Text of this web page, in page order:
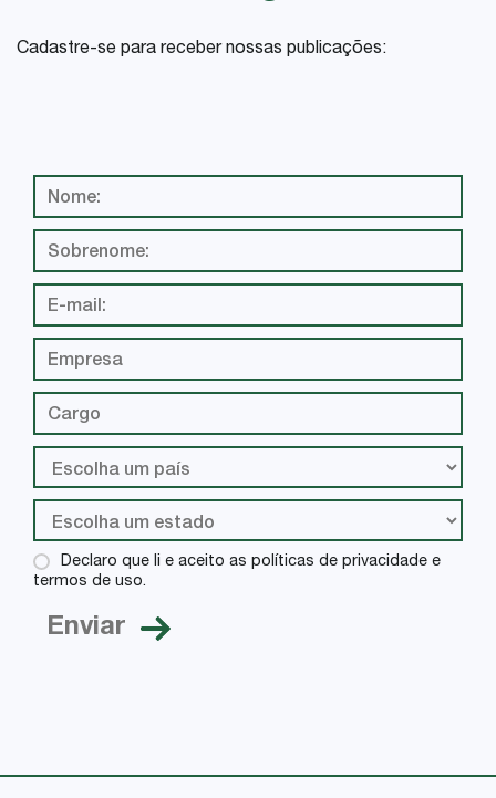
Cadastre-se para receber nossas publicações:
Declaro que li e aceito as políticas de privacidade e
termos de uso.